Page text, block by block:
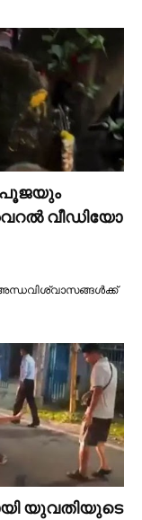
പൂജയും
വീഡിയോ
അന്ധവിശ്വാസങ്ങള്‍ക്ക്
യുവതിയുടെ